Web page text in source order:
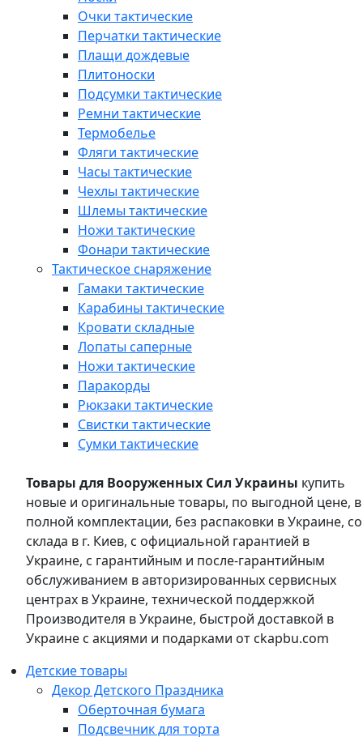
Очки тактические
Перчатки тактические
Плащи дождевые
Плитоноски
Подсумки тактические
Ремни тактические
Термобелье
Фляги тактические
Часы тактические
Чехлы тактические
Шлемы тактические
Ножи тактические
Фонари тактические
Тактическое снаряжение
Гамаки тактические
Карабины тактические
Кровати складные
Лопаты саперные
Ножи тактические
Паракорды
Рюкзаки тактические
Свистки тактические
Сумки тактические
Товары для Вооруженных Сил Украины купить
новые и оригинальные товары, по выгодной цене, в
полной комплектации, без распаковки в Украине, со
склада в г. Киев, с официальной гарантией в
Украине, с гарантийным и после-гарантийным
обслуживанием в авторизированных сервисных
центрах в Украине, технической поддержкой
Производителя в Украине, быстрой доставкой в
Украине с акциями и подарками от ckapbu.com
Детские товары
Декор Детского Праздника
Оберточная бумага
Подсвечник для торта